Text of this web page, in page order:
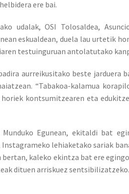
ere bai.
udalak, OSI Tolosaldea,
eskualdean, duela lau urtetik
testuinguruan antolatutako
aurreikusitako beste jarduera
“Tabakoa-kalamua
kontsumitzearen eta
Egunean, ekitaldi bat
lehiaketako sariak
kaleko ekintza bat ere
dituen arriskuez sentsibilizatzeko.